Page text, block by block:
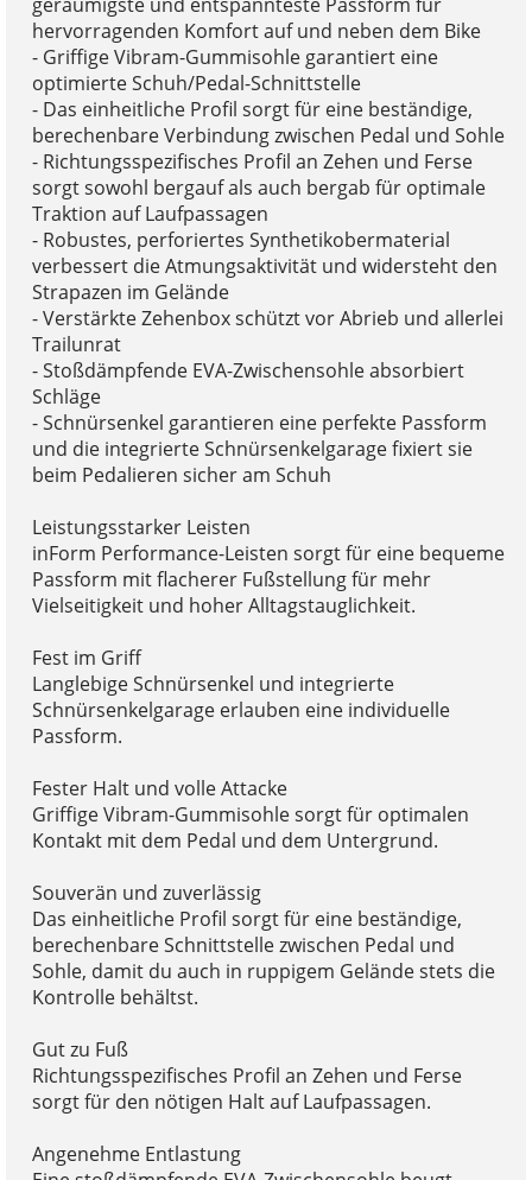
hervorragenden Komfort auf und neben dem Bike
- Griffige Vibram-Gummisohle garantiert eine
optimierte Schuh/Pedal-Schnittstelle
- Das einheitliche Profil sorgt für eine beständige,
berechenbare Verbindung zwischen Pedal und Sohle
- Richtungsspezifisches Profil an Zehen und Ferse
sorgt sowohl bergauf als auch bergab für optimale
Traktion auf Laufpassagen
- Robustes, perforiertes Synthetikobermaterial
verbessert die Atmungsaktivität und widersteht den
Strapazen im Gelände
- Verstärkte Zehenbox schützt vor Abrieb und allerlei
Trailunrat
- Stoßdämpfende EVA-Zwischensohle absorbiert
Schläge
- Schnürsenkel garantieren eine perfekte Passform
und die integrierte Schnürsenkelgarage fixiert sie
beim Pedalieren sicher am Schuh
Leistungsstarker Leisten
inForm Performance-Leisten sorgt für eine bequeme
Passform mit flacherer Fußstellung für mehr
Vielseitigkeit und hoher Alltagstauglichkeit.
Fest im Griff
Langlebige Schnürsenkel und integrierte
Schnürsenkelgarage erlauben eine individuelle
Passform.
Fester Halt und volle Attacke
Griffige Vibram-Gummisohle sorgt für optimalen
Kontakt mit dem Pedal und dem Untergrund.
Souverän und zuverlässig
Das einheitliche Profil sorgt für eine beständige,
berechenbare Schnittstelle zwischen Pedal und
Sohle, damit du auch in ruppigem Gelände stets die
Kontrolle behältst.
Gut zu Fuß
Richtungsspezifisches Profil an Zehen und Ferse
sorgt für den nötigen Halt auf Laufpassagen.
Angenehme Entlastung